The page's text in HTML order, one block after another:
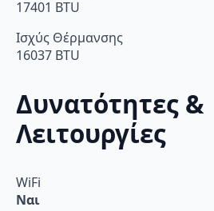
17401 BTU
Ισχύς Θέρμανσης
16037 BTU
Δυνατότητες &
Λειτουργίες
WiFi
Ναι